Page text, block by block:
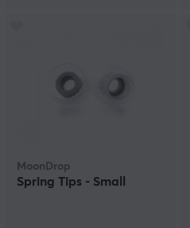
MoonDrop
Spring Tips - Small